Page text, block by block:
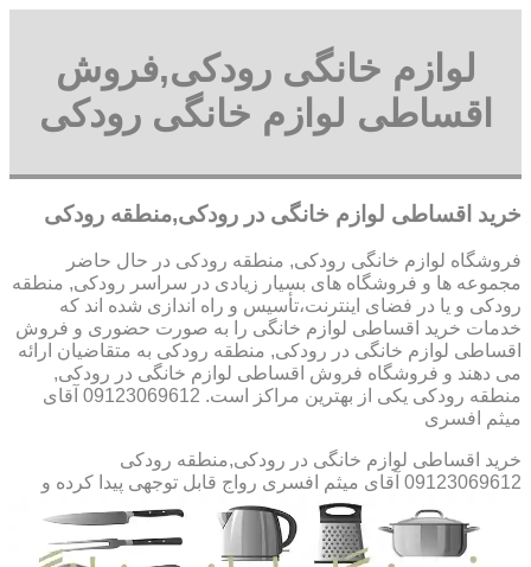
لوازم خانگی رودکی,فروش
اقساطی لوازم خانگی رودکی
خرید اقساطی لوازم خانگی در رودکی,منطقه رودکی
فروشگاه لوازم خانگی رودکی, منطقه رودکی در حال حاضر
مجموعه ها و فروشگاه های بسیار زیادی در سراسر رودکی, منطقه
رودکی و یا در فضای اینترنت،تأسیس و راه اندازی شده اند که
خدمات خرید اقساطی لوازم خانگی را به صورت حضوری و فروش
اقساطی لوازم خانگی در رودکی, منطقه رودکی به متقاضیان ارائه
می دهند و فروشگاه فروش اقساطی لوازم خانگی در رودکی,
منطقه رودکی یکی از بهترین مراکز است. 09123069612 آقای
میثم افسری
خرید اقساطی لوازم خانگی در رودکی,منطقه رودکی
09123069612 آقای میثم افسری
رواج قابل توجهی پیدا کرده و